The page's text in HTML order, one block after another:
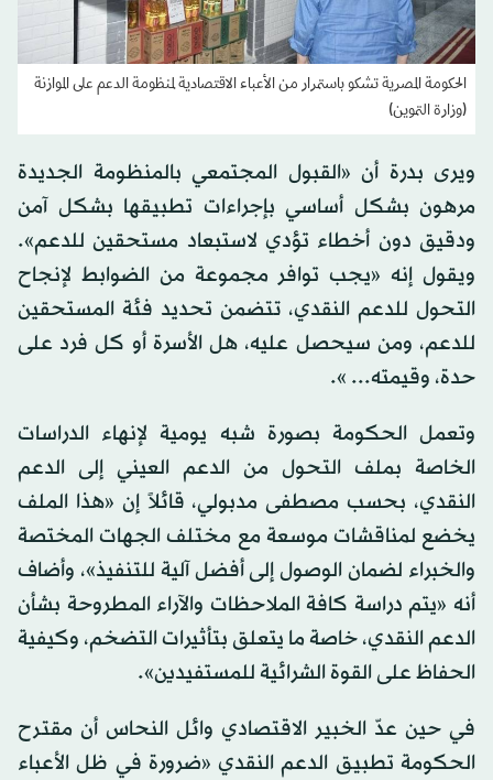
الحكومة المصرية تشكو باستمرار من الأعباء الاقتصادية لمنظومة الدعم على الموازنة
(وزارة التموين)
ويرى بدرة أن «القبول المجتمعي بالمنظومة الجديدة
مرهون بشكل أساسي بإجراءات تطبيقها بشكل آمن
ودقيق دون أخطاء تؤدي لاستبعاد مستحقين للدعم».
ويقول إنه «يجب توافر مجموعة من الضوابط لإنجاح
التحول للدعم النقدي، تتضمن تحديد فئة المستحقين
للدعم، ومن سيحصل عليه، هل الأسرة أو كل فرد على
حدة، وقيمته... ».
وتعمل الحكومة بصورة شبه يومية لإنهاء الدراسات
الخاصة بملف التحول من الدعم العيني إلى الدعم
النقدي، بحسب مصطفى مدبولي، قائلاً إن «هذا الملف
يخضع لمناقشات موسعة مع مختلف الجهات المختصة
والخبراء لضمان الوصول إلى أفضل آلية للتنفيذ»، وأضاف
أنه «يتم دراسة كافة الملاحظات والآراء المطروحة بشأن
الدعم النقدي، خاصة ما يتعلق بتأثيرات التضخم، وكيفية
الحفاظ على القوة الشرائية للمستفيدين».
في حين عدّ الخبير الاقتصادي وائل النحاس أن مقترح
الحكومة تطبيق الدعم النقدي «ضرورة في ظل الأعباء